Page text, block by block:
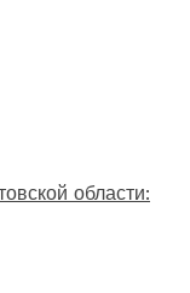
области: